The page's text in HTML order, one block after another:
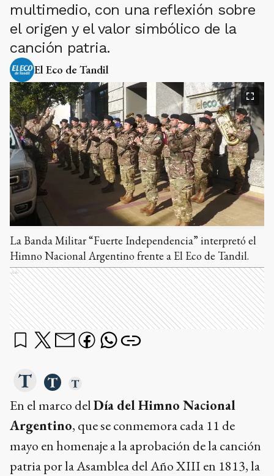
multimedio, con una reflexión sobre
el origen y el valor simbólico de la
canción patria.
El Eco de Tandil
La Banda Militar “Fuerte Independencia” interpretó el
Himno Nacional Argentino frente a El Eco de Tandil.
Ads
En el marco delDía del Himno Nacional
Argentino, que se conmemora cada 11 de
mayo en homenaje a la aprobación de la canción
patria por la Asamblea del Año XIII en 1813, la